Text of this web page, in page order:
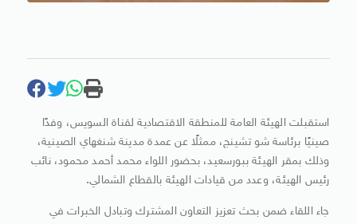
استقبلت الهيئة العامة للمنطقة الاقتصادية لقناة السويس، وفدًا
صينيًا برئاسة شو تشينج، ممثلًا عن عمدة مدينة شنغهاي الصينية،
وذلك بمقر الهيئة ببورسعيد، بحضور اللواء محمد أحمد محمود، نائب
رئيس الهيئة، وعدد من قيادات الهيئة بالقطاع الشمالي.
جاء اللقاء ضمن بحث تعزيز التعاون المشترك وتبادل الخبرات في